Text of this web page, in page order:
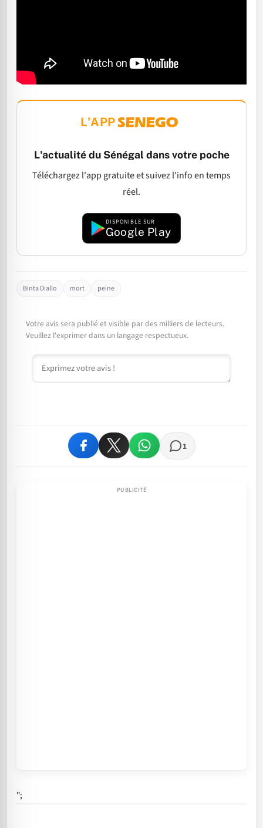
L'APP
L'actualité du Sénégal dans votre poche
Téléchargez l'app gratuite et suivez l'info en temps
réel.
DISPONIBLE SUR
Google Play
Binta Diallo mort peine
Votre avis sera publié et visible par des milliers de lecteurs.
Veuillez l'exprimer dans un langage respectueux.
Commentaire
1
";